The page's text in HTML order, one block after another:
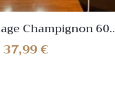
Champignon 60-
Design Italien,
Modern
37,99€